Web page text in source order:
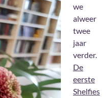
we
alweer
twee
jaar
verder.
De
eerste
Shelfies